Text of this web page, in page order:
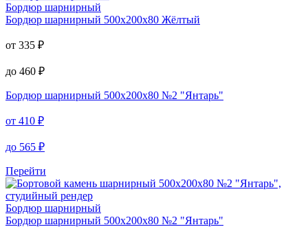
Бордюр шарнирный
Бордюр шарнирный 500х200х80 Жёлтый
от 335 ₽
до 460 ₽
Бордюр шарнирный 500х200х80 №2 "Янтарь"
от 410 ₽
до 565 ₽
Перейти
Бордюр шарнирный
Бордюр шарнирный 500х200х80 №2 "Янтарь"